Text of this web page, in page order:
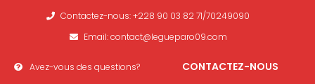
Contactez-nous: +228 90 03 82 71/70249090
Email: contact@legueparo09.com
Avez-vous des questions? CONTACTEZ-NOUS